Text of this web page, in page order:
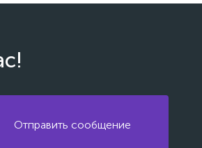
Отправить сообщение